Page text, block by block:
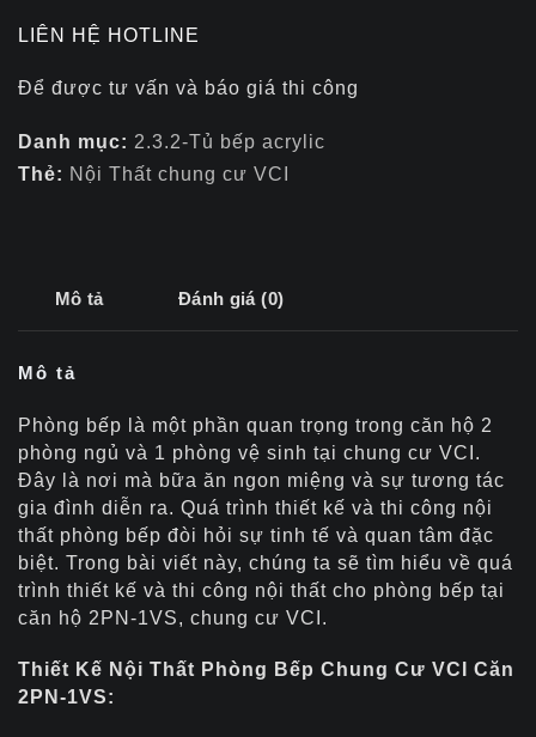
LIÊN HỆ HOTLINE
Để được tư vấn và báo giá thi công
Danh mục: 2.3.2-Tủ bếp acrylic
Thẻ: Nội Thất chung cư VCI
Mô tả Đánh giá (0)
Mô tả
Phòng bếp là một phần quan trọng trong căn hộ 2
phòng ngủ và 1 phòng vệ sinh tại chung cư VCI.
Đây là nơi mà bữa ăn ngon miệng và sự tương tác
gia đình diễn ra. Quá trình thiết kế và thi công nội
thất phòng bếp đòi hỏi sự tinh tế và quan tâm đặc
biệt. Trong bài viết này, chúng ta sẽ tìm hiểu về quá
trình thiết kế và thi công nội thất cho phòng bếp tại
căn hộ 2PN-1VS, chung cư VCI.
Thiết Kế Nội Thất Phòng Bếp Chung Cư VCI Căn
2PN-1VS: